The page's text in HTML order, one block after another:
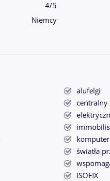
4/5
Niemcy
alufelgi
centralny
komputer
światła
ISOFIX